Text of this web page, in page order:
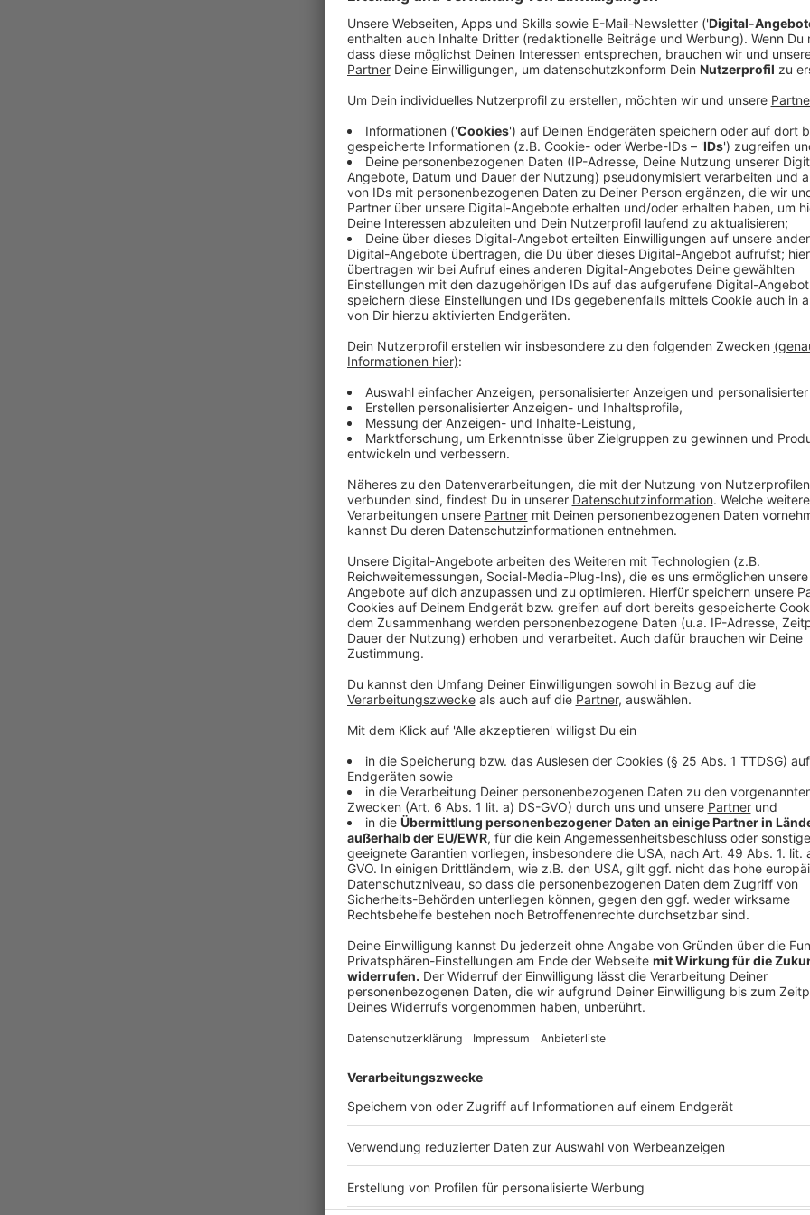
Thema diese Woche: Steigende Spritpreise
Anzeige
Der Krieg in der Ukraine betrifft auch uns hier in der
mehr Geld. Frau Professor Klemmer mit dem
Verkehrslogistik von der FH Münster macht darauf
Bus oder die Bahn Alternativen zum Autofahren
hohe Spritpreis […] die optimale Voraussetzung,
Homeoffice-Pflicht läuft zum 20. März aus – die
ein, ist jedoch nicht in jedem Beruf möglich. Ein Mix
Arbeitszeiten ist auch eine Lösung, die Menschen
Auch Fahrschulen leiden unter der aktuellen
Fahrschule Weers in Mettingen gesprochen, für die
und Einschränkungen eine große Belastung war. Die
dazu, die eigenen Preise anzuheben, um auch
auszubilden.
Wir haben dich gefragt, wie die Kosten dich
anderem Sandra aus Spelle:
Anzeige
Birgit Leyschulte von der Bürgerinitiative
Anzeige
Deine Meinung
Anzeige
© RADIO RST
Anzeige
Stimme ab in unserer Umfrage und schicke uns
Wie sehr leidest du unter den hohen
Sehr